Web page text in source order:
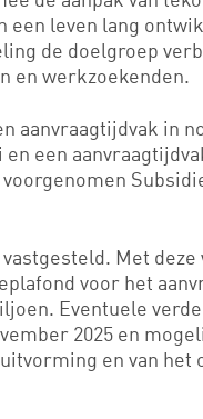
leven lang
de doelgroep
en werkzoekenden.
aanvraagtijdvak in
een
Met deze
voor het
Eventuele
2025 en
en van het